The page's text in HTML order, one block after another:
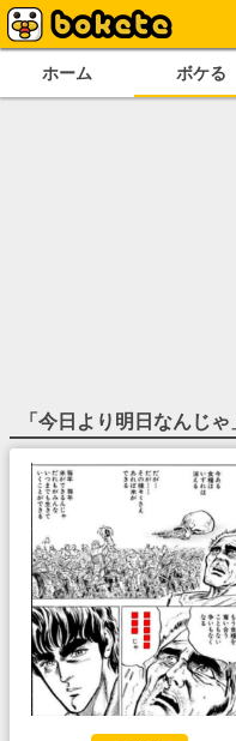
ホーム ボケる
「今日より明日なんじゃ